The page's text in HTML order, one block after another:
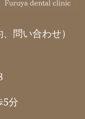
問い合わせ）
5分